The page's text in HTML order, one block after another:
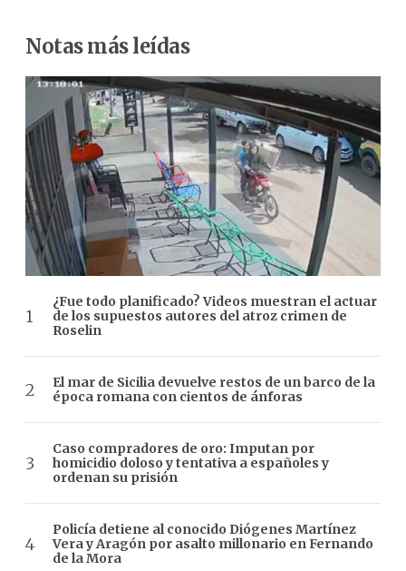
Notas más leídas
¿Fue todo planificado? Videos muestran el actuar
de los supuestos autores del atroz crimen de
Roselin
El mar de Sicilia devuelve restos de un barco de la
época romana con cientos de ánforas
Caso compradores de oro: Imputan por
homicidio doloso y tentativa a españoles y
ordenan su prisión
Policía detiene al conocido Diógenes Martínez
Vera y Aragón por asalto millonario en Fernando
de la Mora